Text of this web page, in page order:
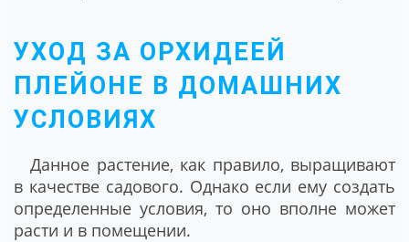
УХОД ЗА ОРХИДЕЕЙ
ПЛЕЙОНЕ В ДОМАШНИХ
УСЛОВИЯХ
Данное растение, как правило, выращивают
в качестве садового. Однако если ему создать
определенные условия, то оно вполне может
расти и в помещении.